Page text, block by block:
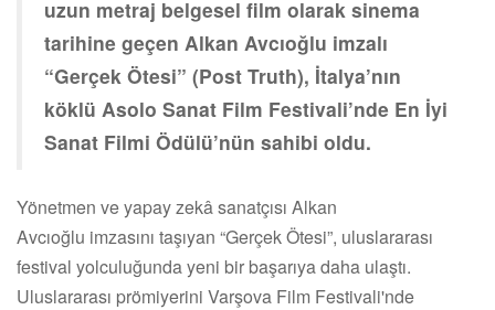
uzun metraj belgesel film olarak sinema
tarihine geçen Alkan Avcıoğlu imzalı
“Gerçek Ötesi” (Post Truth), İtalya’nın
köklü Asolo Sanat Film Festivali’nde En İyi
Sanat Filmi Ödülü’nün sahibi oldu.
Yönetmen ve yapay zekâ sanatçısı Alkan
Avcıoğlu imzasını taşıyan “Gerçek Ötesi”, uluslararası
festival yolculuğunda yeni bir başarıya daha ulaştı.
Uluslararası prömiyerini Varşova Film Festivali'nde